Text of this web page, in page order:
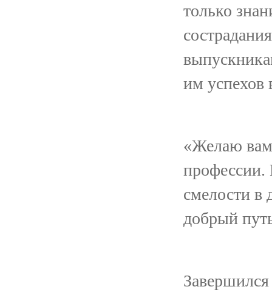
только
им успехов
«Желаю вам
профессии.
смелости в
добрый